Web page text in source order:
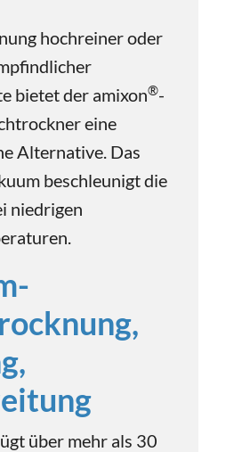
hochreiner oder
bietet der amixon®-
eine
Alternative. Das
beschleunigt die
niedrigen
über mehr als 30